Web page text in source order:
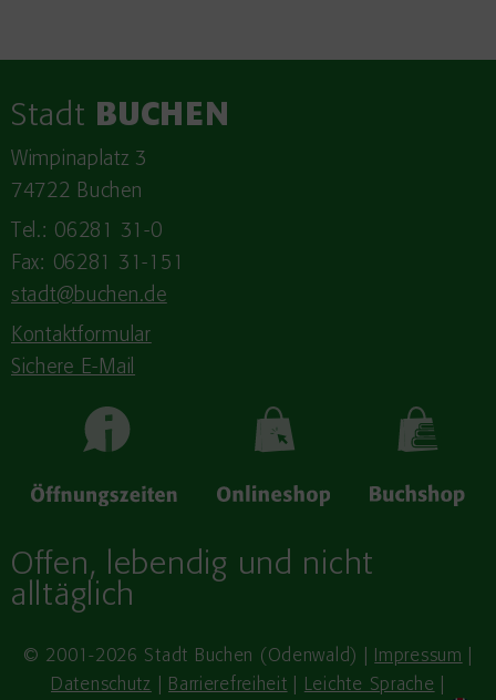
Stadt BUCHEN
Wimpinaplatz 3
74722 Buchen
Tel.: 06281 31-0
Fax: 06281 31-151
stadt@buchen.de
Kontaktformular
Sichere E-Mail
Offen, lebendig und nicht
alltäglich
© 2001-2026 Stadt Buchen (Odenwald) | Impressum
Datenschutz
Barrierefreiheit Leichte Sprache